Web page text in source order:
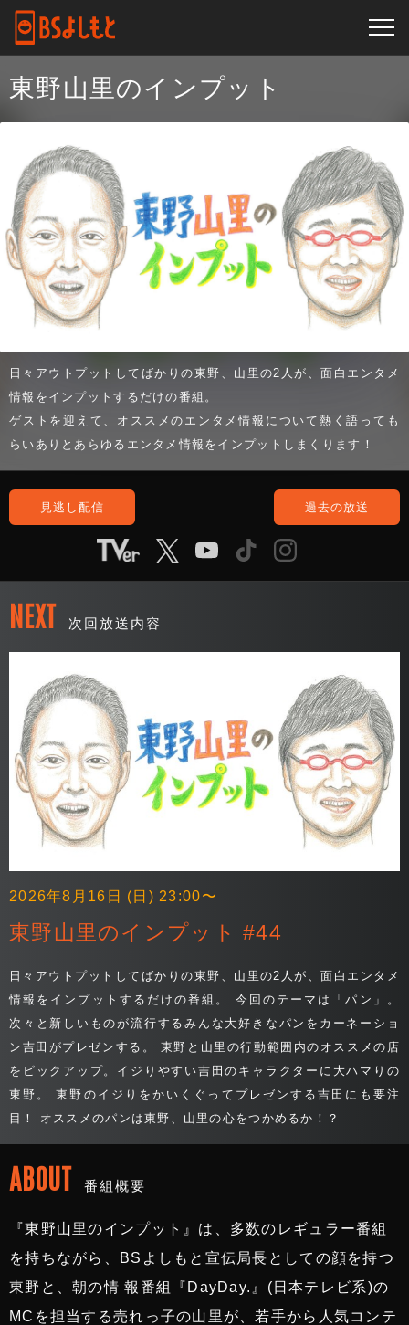
東野山里のインプット
日々アウトプットしてばかりの東野、山里の2人が、面白エンタメ
情報をインプットするだけの番組。
ゲストを迎えて、オススメのエンタメ情報について熱く語っても
らいありとあらゆるエンタメ情報をインプットしまくります！
見逃し配信 過去の放送
NEXT 次回放送内容
2026年8月16日 (日) 23:00〜
東野山里のインプット #44
日々アウトプットしてばかりの東野、山里の2人が、面白エンタメ
情報をインプットするだけの番組。 今回のテーマは「パン」。
次々と新しいものが流行するみんな大好きなパンをカーネーショ
ン吉田がプレゼンする。 東野と山里の行動範囲内のオススメの店
をピックアップ。イジりやすい吉田のキャラクターに大ハマりの
東野。 東野のイジりをかいくぐってプレゼンする吉田にも要注
目！ オススメのパンは東野、山里の心をつかめるか！？
ABOUT 番組概要
『東野山里のインプット』は、多数のレギュラー番組
を持ちながら、BSよしもと宣伝局長としての顔を持つ
東野と、朝の情 報番組『DayDay.』(日本テレビ系)の
MCを担当する売れっ子の山里が、若手から人気コンテ